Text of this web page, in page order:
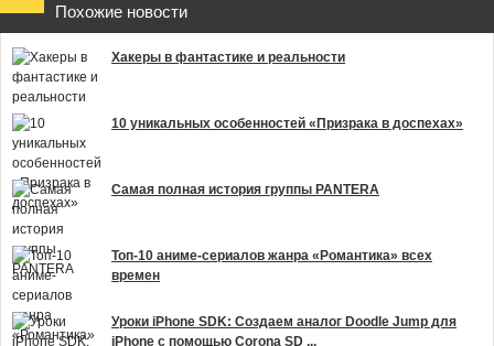
Похожие новости
Хакеры в фантастике и реальности
10 уникальных особенностей «Призрака в доспехах»
Самая полная история группы PANTERA
Топ-10 аниме-сериалов жанра «Романтика» всех
времен
Уроки iPhone SDK: Создаем аналог Doodle Jump для
iPhone с помощью Corona SD ...